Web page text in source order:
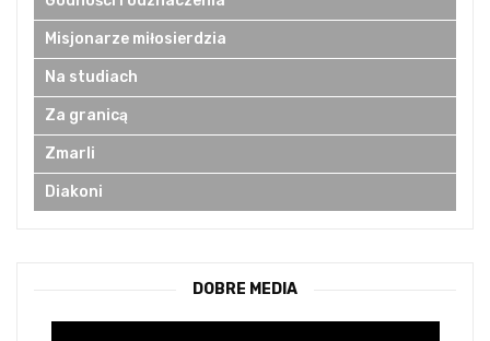
Misjonarze miłosierdzia
Na studiach
Za granicą
Zmarli
Diakoni
DOBRE MEDIA